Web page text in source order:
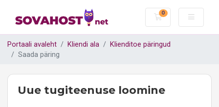
0
Ostukorv
Portaali avaleht Kliendi ala
Klienditoe päringud
Saada päring
Uue tugiteenuse loomine